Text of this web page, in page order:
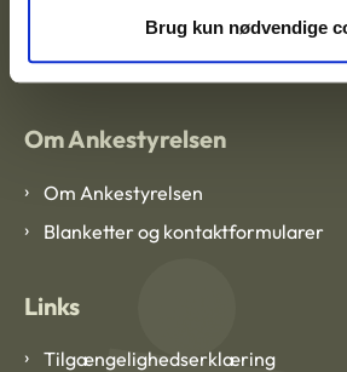
Brug kun nødvendige
EAN: 57 98 000 35 48 21
Om Ankestyrelsen
Om Ankestyrelsen
Blanketter og kontaktformularer
Links
Tilgængelighedserklæring